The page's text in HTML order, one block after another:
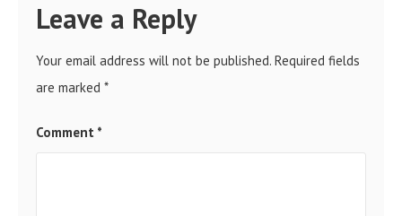
Leave a Reply
Your email address will not be published. Required fields
are marked *
Comment *